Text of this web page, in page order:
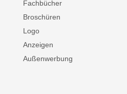
Fachbücher
Broschüren
Logo
Anzeigen
Außenwerbung